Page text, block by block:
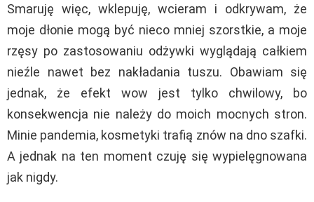
Smaruję więc, wklepuję, wcieram i odkrywam, że
moje dłonie mogą być nieco mniej szorstkie, a moje
rzęsy po zastosowaniu odżywki wyglądają całkiem
nieźle nawet bez nakładania tuszu. Obawiam się
jednak, że efekt wow jest tylko chwilowy, bo
konsekwencja nie należy do moich mocnych stron.
Minie pandemia, kosmetyki trafią znów na dno szafki.
A jednak na ten moment czuję się wypielęgnowana
jak nigdy.